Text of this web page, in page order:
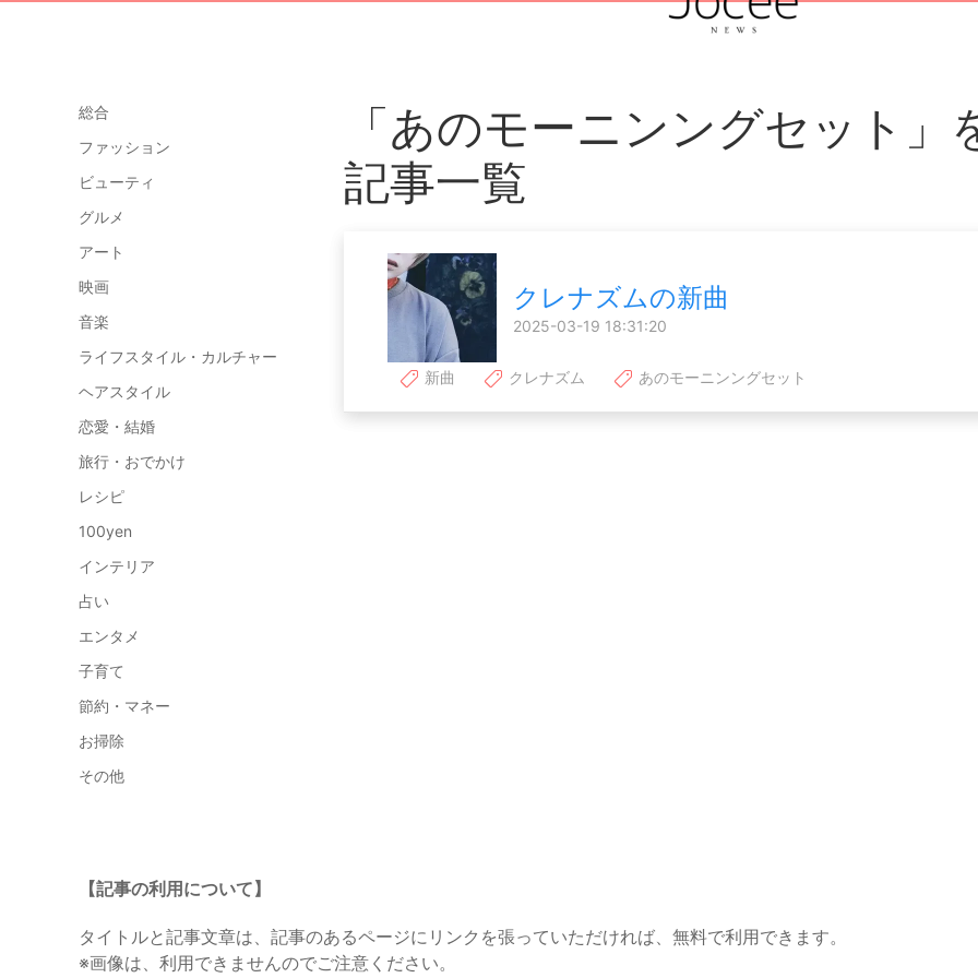
総合
ファッション
ビューティ
グルメ
アート
映画
音楽
ライフスタイル・カルチャー
ヘアスタイル
恋愛・結婚
旅行・おでかけ
レシピ
100yen
インテリア
占い
エンタメ
子育て
節約・マネー
お掃除
その他
「あのモーニンングセット」
記事一覧
クレナズムの新曲
2025-03-19 18:31:20
新曲 クレナズム あのモーニンングセット
【記事の利用について】
タイトルと記事文章は、記事のあるページにリンクを張っていただければ、無料で利用できます。
※画像は、利用できませんのでご注意ください。